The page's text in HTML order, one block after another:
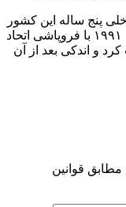
پنج ساله این کشور
کانون تنش‌ها بوده است. تاجیکستان در سال ۱۹۹۱ با فروپاشی اتحاد
و اندکی بعد از آن
مطابق قوانين